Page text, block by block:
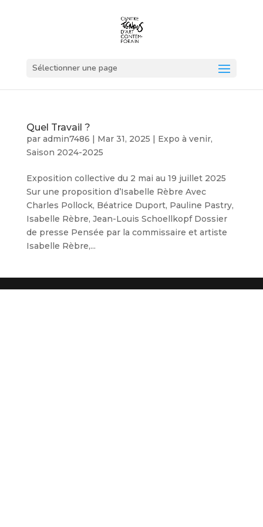
Sélectionner une page
Quel Travail ?
par admin7486 | Mar 31, 2025 | Expo à venir,
Saison 2024-2025
Exposition collective du 2 mai au 19 juillet 2025
Sur une proposition d’Isabelle Rèbre Avec
Charles Pollock, Béatrice Duport, Pauline Pastry,
Isabelle Rèbre, Jean-Louis Schoellkopf Dossier
de presse Pensée par la commissaire et artiste
Isabelle Rèbre,...